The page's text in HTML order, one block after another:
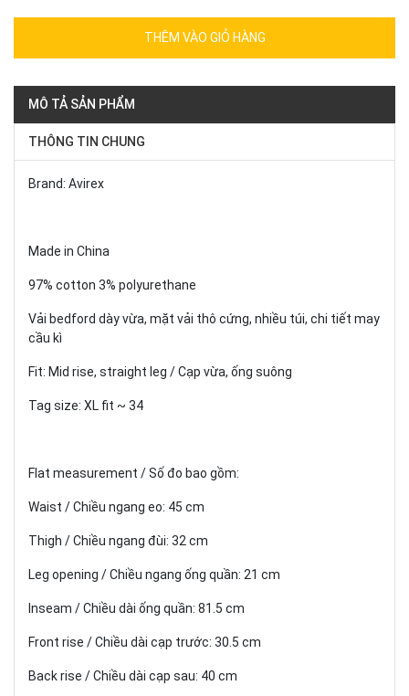
THÊM VÀO GIỎ HÀNG
MÔ TẢ SẢN PHẨM
THÔNG TIN CHUNG
Brand: Avirex
Made in China
97% cotton 3% polyurethane
Vải bedford dày vừa, mặt vải thô cứng, nhiều túi, chi tiết may
cầu kì
Fit: Mid rise, straight leg / Cạp vừa, ống suông
Tag size: XL fit ~ 34
Flat measurement / Số đo bao gồm:
Waist / Chiều ngang eo: 45 cm
Thigh / Chiều ngang đùi: 32 cm
Leg opening / Chiều ngang ống quần: 21 cm
Inseam / Chiều dài ống quần: 81.5 cm
Front rise / Chiều dài cạp trước: 30.5 cm
Back rise / Chiều dài cạp sau: 40 cm